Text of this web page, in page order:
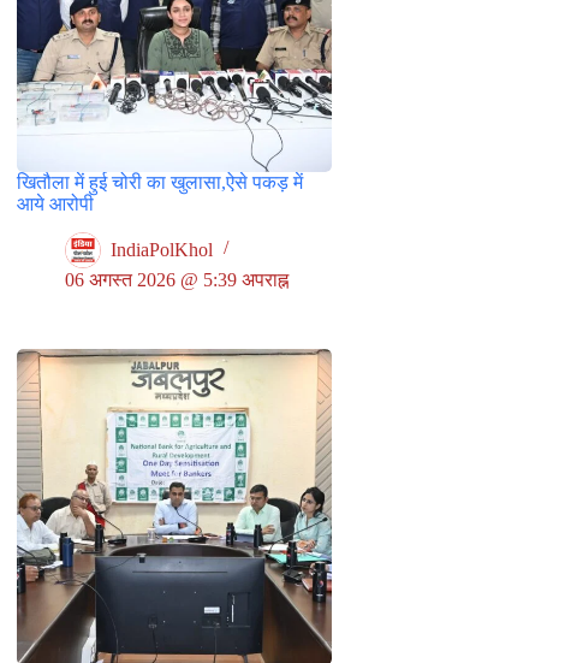
खितौला में हुई चोरी का खुलासा,ऐसे पकड़ में
आये आरोपी
IndiaPolKhol
06 अगस्त 2026 @ 5:39 अपराह्न